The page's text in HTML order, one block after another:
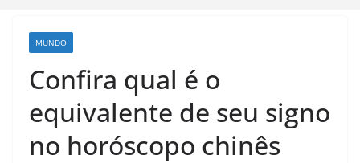
MUNDO
Confira qual é o
equivalente de seu signo
no horóscopo chinês